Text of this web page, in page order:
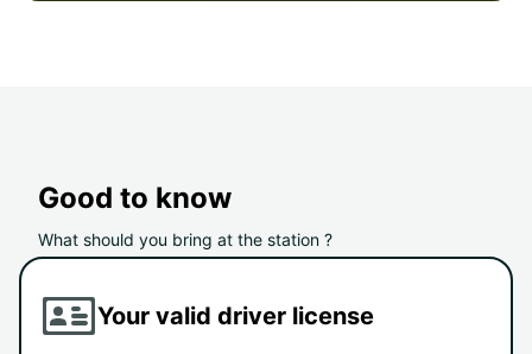
Good to know
What should you bring at the station ?
Your valid driver license